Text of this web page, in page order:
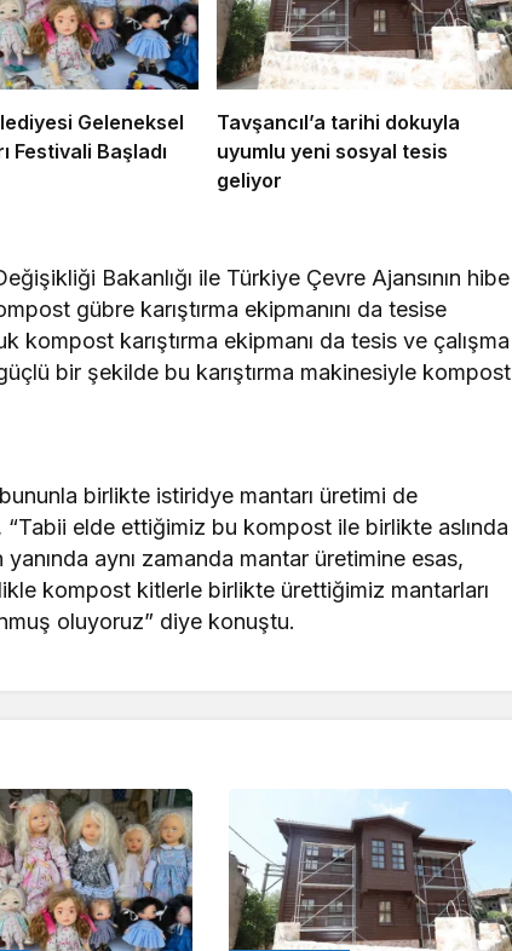
Geleneksel
Festivali Başladı
Tavşancıl’a tarihi dokuyla
uyumlu yeni sosyal tesis
geliyor
Bakanlığı ile Türkiye Çevre Ajansının hibe
gübre karıştırma ekipmanını da tesise
kompost karıştırma ekipmanı da tesis ve çalışma
bir şekilde bu karıştırma makinesiyle kompost
birlikte istiridye mantarı üretimi de
“Tabii elde ettiğimiz bu kompost ile birlikte aslında
yanında aynı zamanda mantar üretimine esas,
kompost kitlerle birlikte ürettiğimiz mantarları
oluyoruz” diye konuştu.